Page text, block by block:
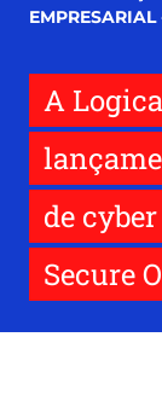
EMPRESARIAL
A
de
Secure